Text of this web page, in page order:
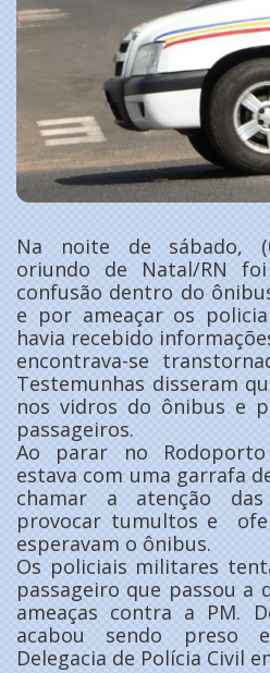
Na noite de sábado,
oriundo de Natal/RN
confusão dentro do
e por ameaçar os
havia recebido
encontrava-se
Testemunhas disseram
nos vidros do ônibus e
passageiros.
Ao parar no
estava com uma garrafa
chamar a atenção
provocar tumultos e
esperavam o ônibus.
Os policiais militares
passageiro que passou a
ameaças contra a PM.
acabou sendo preso
Delegacia de Polícia Civil